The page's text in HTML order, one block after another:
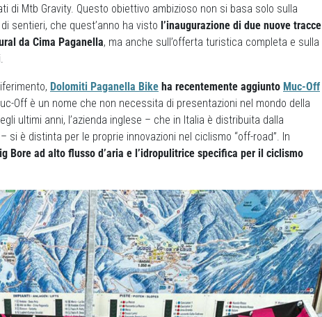
di Mtb Gravity. Questo obiettivo ambizioso non si basa solo sulla
sentieri, che quest’anno ha visto l’inaugurazione di due nuove tracce
da Cima Paganella, ma anche sull’offerta turistica completa e sulla
Dolomiti Paganella Bike ha recentemente aggiunto Muc-Off
Off è un nome che non necessita di presentazioni nel mondo della
ultimi anni, l’azienda inglese – che in Italia è distribuita dalla
– si è distinta per le proprie innovazioni nel ciclismo “off-road”. In
Bore ad alto flusso d’aria e l’idropulitrice specifica per il ciclismo